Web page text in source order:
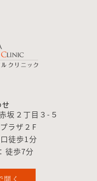
坂２丁目３-５
ラザ２F
徒歩1分
徒歩7分
く